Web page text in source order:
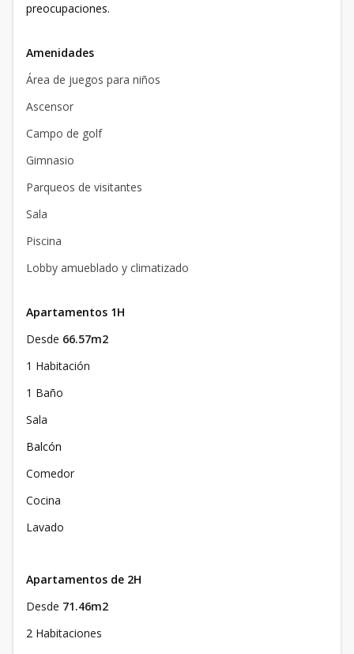
preocupaciones.
Amenidades
Área de juegos para niños
Ascensor
Campo de golf
Gimnasio
Parqueos de visitantes
Sala
Piscina
Lobby amueblado y climatizado
Apartamentos 1H
Desde 66.57m2
1 Habitación
1 Baño
Sala
Balcón
Comedor
Cocina
Lavado
Apartamentos de 2H
Desde 71.46m2
2 Habitaciones